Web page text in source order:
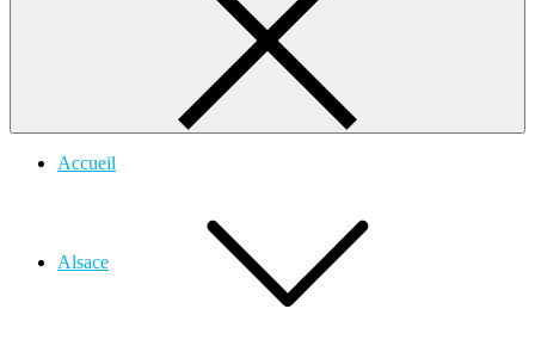
Accueil
Alsace